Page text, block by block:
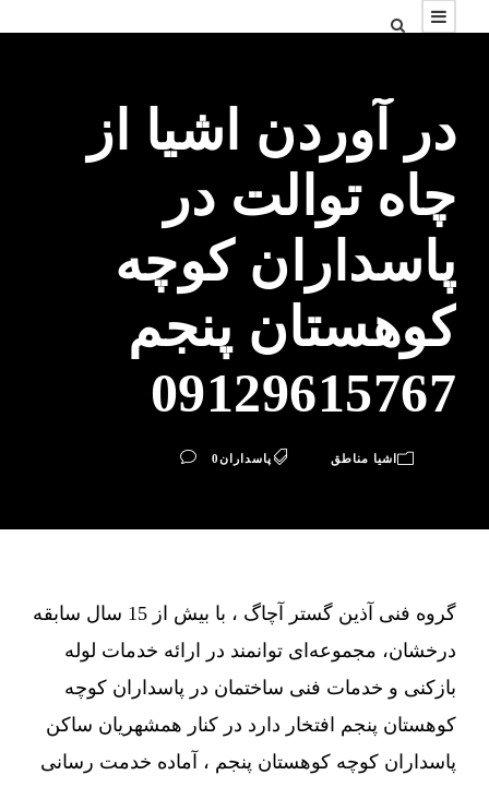
در آوردن اشیا از
چاه توالت در
پاسداران کوچه
کوهستان پنجم
09129615767
اشیا مناطق پاسداران0
گروه فنی آذین گستر آچاگ ، با بیش از 15 سال سابقه
درخشان، مجموعه‌ای توانمند در ارائه خدمات لوله
بازکنی و خدمات فنی ساختمان در پاسداران کوچه
کوهستان پنجم افتخار دارد در کنار همشهریان ساکن
پاسداران کوچه کوهستان پنجم ، آماده خدمت رسانی